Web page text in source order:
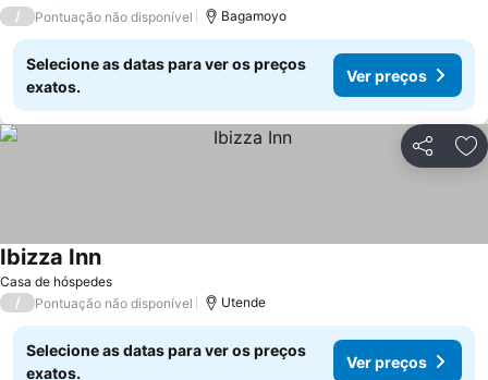
/
Pontuação não disponível Bagamoyo
Selecione as datas para ver os preços
exatos.
Ver preços
Partilhar
Casa de hóspedes
Ibizza InnVer preços
/ Pontuação não disponível Utende
Selecione as datas para ver os preços
exatos.
Ver preços